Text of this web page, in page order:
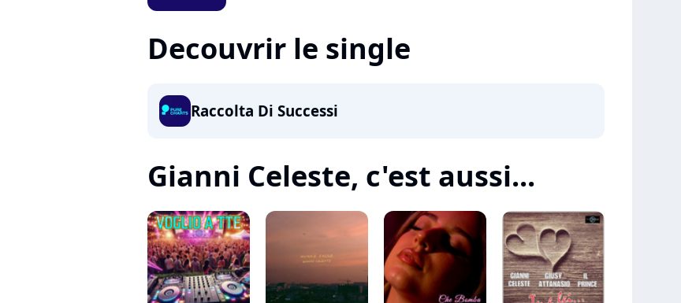
Decouvrir le single
Raccolta Di Successi
Gianni Celeste, c'est aussi...